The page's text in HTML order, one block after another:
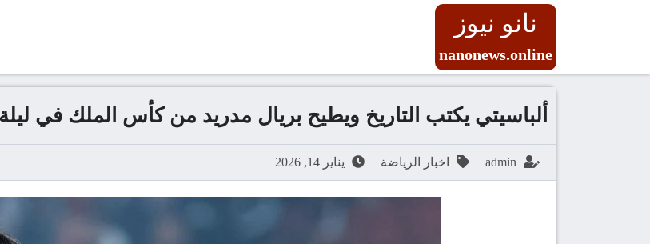
نانو نيوز
nanonews.online
ألباسيتي يكتب التاريخ ويطيح بريال مدريد من كأس الملك في ليلة
admin اخبار الرياضة يناير 14, 2026